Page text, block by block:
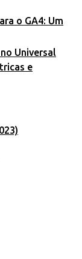
o GA4: Um
Universal
e